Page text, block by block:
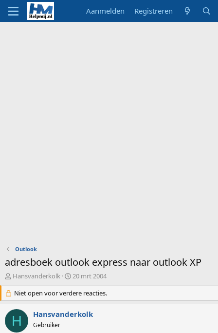
Aanmelden Registreren
Outlook
adresboek outlook express naar outlook XP
O
d
e
r
w
e
Hansvanderkolk
S
a
r
d
20 mrt 2004
Niet open voor verdere reacties.
H Hansvanderkolk
Gebruiker